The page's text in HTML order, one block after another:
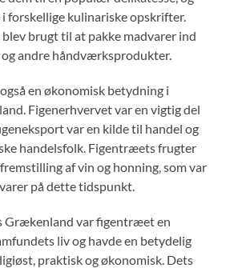
forskellige kulinariske opskrifter.
brugt til at pakke madvarer ind
andre håndværksprodukter.
en økonomisk betydning i
Figenerhvervet var en vigtig del
var en kilde til handel og
handelsfolk. Figentræets frugter
af vin og honning, som var
på dette tidspunkt.
Grækenland var figentræet en
liv og havde en betydelig
praktisk og økonomisk. Dets